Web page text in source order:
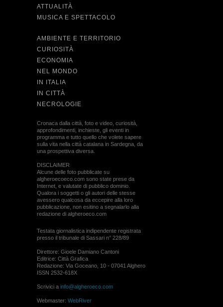
ATTUALITÀ
MUSICA E SPETTACOLO
AMBIENTE E TERRITORIO
CURIOSITÀ
ECONOMIA
NEL MONDO
IN ITALIA
IN CITTÀ
NECROLOGIE
Cronaca dalla città, foto e video, curiosità,
approfondimenti, inchieste, gli eventi in
programma e tutto quello che volete sapere
sulla vita nella città catalana in Sardegna, da
una prospettiva diversa.
DISCLAIMER
Alcune delle foto pubblicate su
algheroecoeco.com sono state prese da
Internet, e valutate di pubblico dominio.
Qualora i soggetti o gli autori delle stesse
avessero qualcosa da eccepire alla loro
pubblicazione, non esitino a segnalarlo alla
redazione di algheroeco.com
Testata giornalistica indipendente registrata
presso il tribunale di Sassari n° 228/89
Direttore: Gioele Damiano Cantoni
Editrice: Città Grafica
Redazione: Via Goceano, 10 - 07041 Alghero
ISSN 2532-618X
Scrivici a info@algheroeco.com
Webmaster: WebRiver